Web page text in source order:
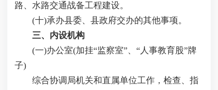
路、水路交通战备工程建设。
(十)承办县委、县政府交办的其他事项。
三、内设机构
(一)办公室(加挂“监察室”、“人事教育股”牌
子)
综合协调局机关和直属单位工作，检查、指